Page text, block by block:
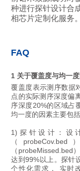
种进行探针设计合
相芯片定制化服务。
FAQ
1 关于覆盖度与均一
覆盖度表示测序数据
点的实际测序深度偏
序深度20%的区域占
均一度的因素主要包括
1)探针设计：设
（
（probeMissed.bed
达到99%以上。探针
个性化需求， 实时